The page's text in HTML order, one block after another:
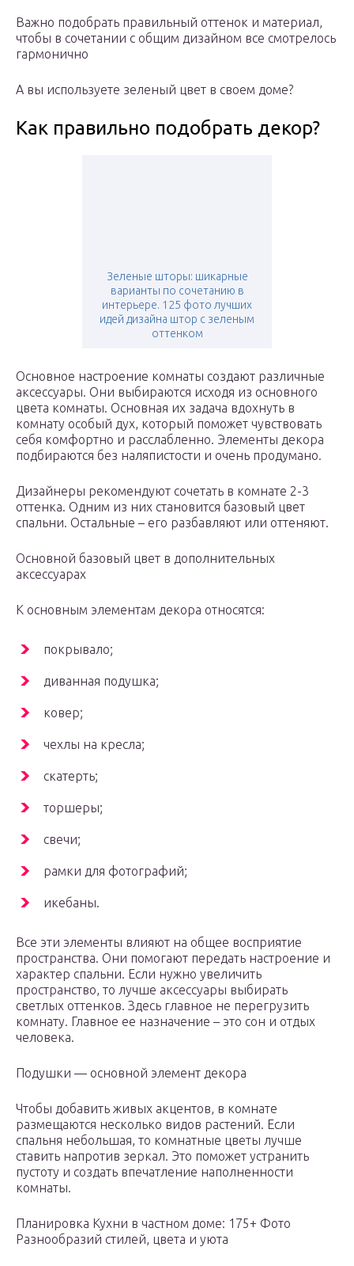
Важно подобрать правильный оттенок и материал,
чтобы в сочетании с общим дизайном все смотрелось
гармонично
А вы используете зеленый цвет в своем доме?
Как правильно подобрать декор?
Зеленые шторы: шикарные
варианты по сочетанию в
интерьере. 125 фото лучших
идей дизайна штор с зеленым
оттенком
Основное настроение комнаты создают различные
аксессуары. Они выбираются исходя из основного
цвета комнаты. Основная их задача вдохнуть в
комнату особый дух, который поможет чувствовать
себя комфортно и расслабленно. Элементы декора
подбираются без наляпистости и очень продумано.
Дизайнеры рекомендуют сочетать в комнате 2-3
оттенка. Одним из них становится базовый цвет
спальни. Остальные – его разбавляют или оттеняют.
Основной базовый цвет в дополнительных
аксессуарах
К основным элементам декора относятся:
покрывало;
диванная подушка;
ковер;
чехлы на кресла;
скатерть;
торшеры;
свечи;
рамки для фотографий;
икебаны.
Все эти элементы влияют на общее восприятие
пространства. Они помогают передать настроение и
характер спальни. Если нужно увеличить
пространство, то лучше аксессуары выбирать
светлых оттенков. Здесь главное не перегрузить
комнату. Главное ее назначение – это сон и отдых
человека.
Подушки — основной элемент декора
Чтобы добавить живых акцентов, в комнате
размещаются несколько видов растений. Если
спальня небольшая, то комнатные цветы лучше
ставить напротив зеркал. Это поможет устранить
пустоту и создать впечатление наполненности
комнаты.
Планировка Кухни в частном доме: 175+ Фото
Разнообразий стилей, цвета и уюта